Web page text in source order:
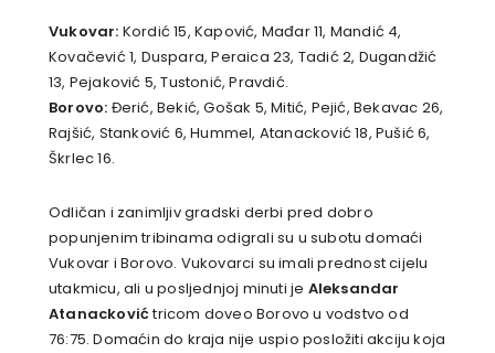
Vukovar: Kordić 15, Kapović, Mađar 11, Mandić 4,
Kovačević 1, Duspara, Peraica 23, Tadić 2, Dugandžić
13, Pejaković 5, Tustonić, Pravdić.
Borovo: Đerić, Bekić, Gošak 5, Mitić, Pejić, Bekavac 26,
Rajšić, Stanković 6, Hummel, Atanacković 18, Pušić 6,
Škrlec 16.
Odličan i zanimljiv gradski derbi pred dobro
popunjenim tribinama odigrali su u subotu domaći
Vukovar i Borovo. Vukovarci su imali prednost cijelu
utakmicu, ali u posljednjoj minuti je Aleksandar
Atanackovićtricom doveo Borovo u vodstvo od
76:75. Domaćin do kraja nije uspio posložiti akciju koja